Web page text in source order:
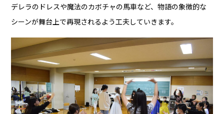
デレラのドレスや魔法のカボチャの馬車など、物語の象徴的な
シーンが舞台上で再現されるよう工夫していきます。